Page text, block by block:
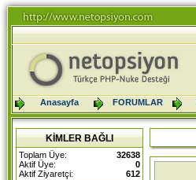
Anasayfa FORUMLAR
KİMLER BAĞLI
Toplam Üye:
32638
Aktif Üye:
0
Aktif Ziyaretçi:
612